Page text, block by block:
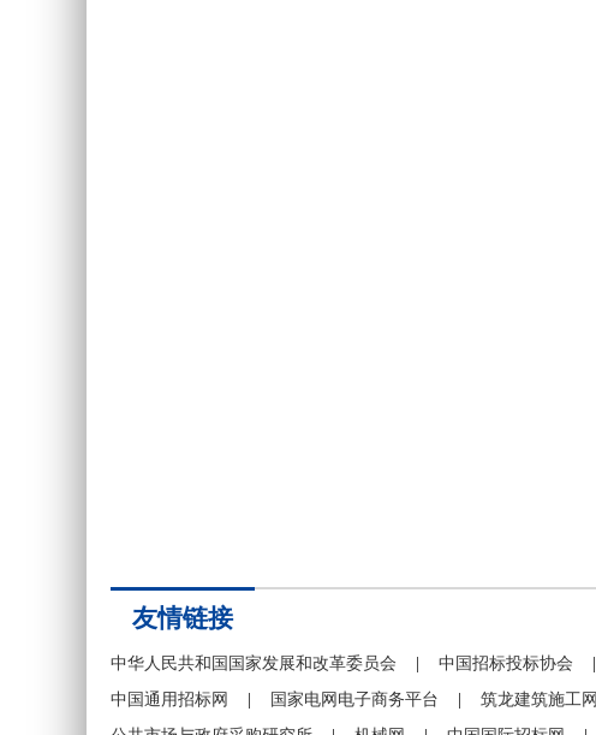
友情链接
中华人民共和国国家发展和改革委员会 中国招标投标协会
中国通用招标网
国家电网电子商务平台 筑龙建筑施工网